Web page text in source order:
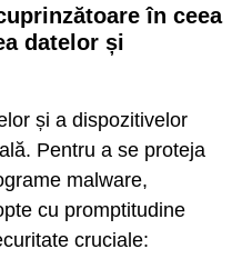
în ceea
datelor și
și a dispozitivelor
Pentru a se proteja
malware,
cu promptitudine
cruciale: